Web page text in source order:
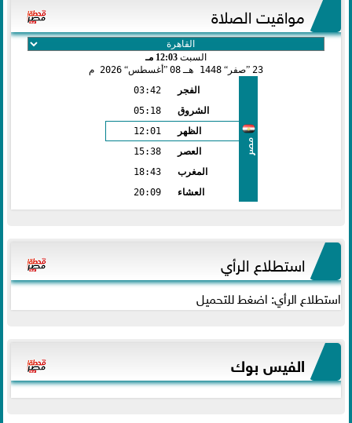
مواقيت الصلاة
السبت 12:03 مـ
23 صفر 1448 هـ 08 أغسطس 2026 م
مصر
الفجر
03:42
الشروق
05:18
الظهر
12:01
العصر
15:38
المغرب
18:43
العشاء
20:09
استطلاع الرأي
استطلاع الرأي: اضغط للتحميل
الفيس بوك